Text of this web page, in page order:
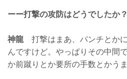
ーー打撃の攻防はどうでしたか？
神龍 打撃はまあ、パンチとか
んですけど。やっぱりその中間
か前蹴りとか要所の手数とかう